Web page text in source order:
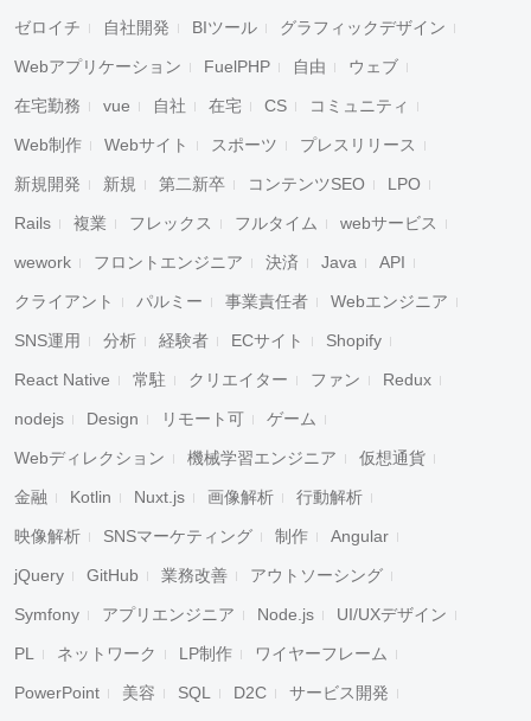
ゼロイチ 自社開発 BIツール グラフィックデザイン
Webアプリケーション FuelPHP 自由 ウェブ
在宅勤務 vue 自社 在宅 CS コミュニティ
Web制作 Webサイト スポーツ プレスリリース
新規開発 新規 第二新卒 コンテンツSEO LPO
Rails 複業 フレックス フルタイム webサービス
wework フロントエンジニア 決済 Java API
クライアント パルミー 事業責任者 Webエンジニア
SNS運用 分析 経験者 ECサイト Shopify
React Native 常駐 クリエイター ファン Redux
nodejs Design リモート可 ゲーム
Webディレクション 機械学習エンジニア 仮想通貨
金融 Kotlin Nuxt.js 画像解析 行動解析
映像解析 SNSマーケティング 制作 Angular
jQuery GitHub 業務改善 アウトソーシング
Symfony アプリエンジニア Node.js UI/UXデザイン
PL ネットワーク LP制作 ワイヤーフレーム
PowerPoint 美容 SQL D2C サービス開発